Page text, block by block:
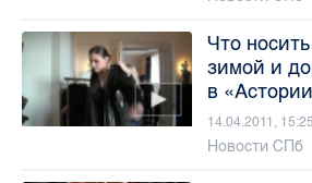
Что
зимой и
в
14.04.2011, 15:25
Новости СПб